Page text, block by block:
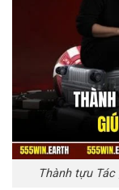
Thành tựu